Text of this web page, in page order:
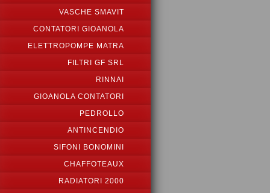
VASCHE SMAVIT
CONTATORI GIOANOLA
ELETTROPOMPE MATRA
FILTRI GF SRL
RINNAI
GIOANOLA CONTATORI
PEDROLLO
ANTINCENDIO
SIFONI BONOMINI
CHAFFOTEAUX
RADIATORI 2000